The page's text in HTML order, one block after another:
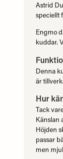
Astrid
speciellt
Engmo
kuddar.
Denna
är
Hur
Tack
Känslan
Höjden
passar
men